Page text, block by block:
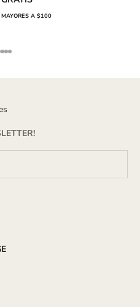
MAYORES A $100
artículo 1
al artículo 2
Ir al artículo 3
Ir al artículo 4
Ir al artículo 5
!